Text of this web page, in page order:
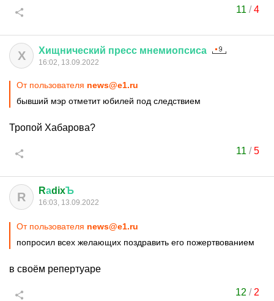
11 /4
Х Хищнический пресс мнемиопсиса
16:02, 13.09.2022
От пользователя news@e1.ru
бывший мэр отметит юбилей под следствием
Тропой Хабарова?
11 /5
R RаdixЪ
16:03, 13.09.2022
От пользователя news@e1.ru
попросил всех желающих поздравить его пожертвованием
в своём репертуаре
12 / 2